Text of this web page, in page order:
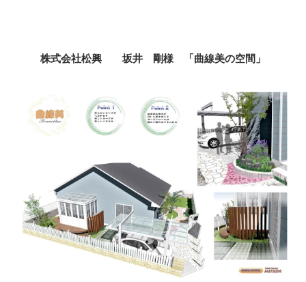
株式会社松興 坂井 剛様 「曲線美の空間」